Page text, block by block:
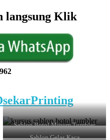
langsung Klik
Sablon Botol Minum Tumbler
Sablon Gelas Kaca